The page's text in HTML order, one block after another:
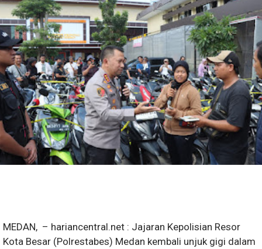
​MEDAN, – hariancentral.net : Jajaran Kepolisian Resor
Kota Besar (Polrestabes) Medan kembali unjuk gigi dalam